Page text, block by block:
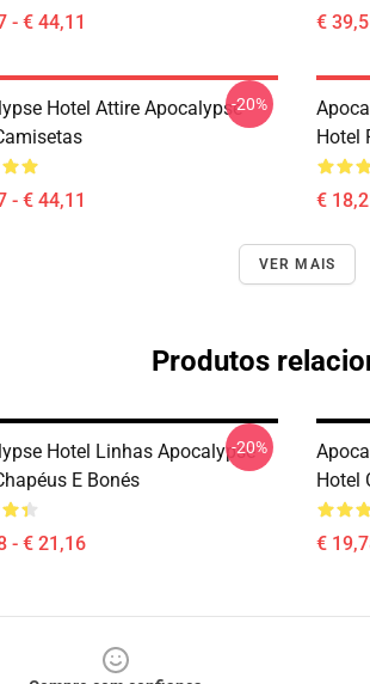
- € 44,11 €
Hotel Attire Apocalypse
- € 44,11
-20%
Hotel
€
VER MAIS
Produtos
Hotel Linhas Apocalypse
E Bonés
- € 21,16
-20%
Hotel
€